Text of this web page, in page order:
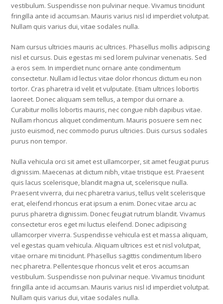
vestibulum. Suspendisse non pulvinar neque. Vivamus tincidunt
fringilla ante id accumsan. Mauris varius nisl id imperdiet volutpat.
Nullam quis varius dui, vitae sodales nulla.
Nam cursus ultricies mauris ac ultrices. Phasellus mollis adipiscing
nisl et cursus. Duis egestas mi sed lorem pulvinar venenatis. Sed
a eros sem. In imperdiet nunc ornare ante condimentum
consectetur. Nullam id lectus vitae dolor rhoncus dictum eu non
tortor. Cras pharetra id velit et vulputate. Etiam ultrices lobortis
laoreet. Donec aliquam sem tellus, a tempor dui ornare a.
Curabitur mollis lobortis mauris, nec congue nibh dapibus vitae.
Nullam rhoncus aliquet condimentum. Mauris posuere sem nec
justo euismod, nec commodo purus ultricies. Duis cursus sodales
purus non tempor.
Nulla vehicula orci sit amet est ullamcorper, sit amet feugiat purus
dignissim. Maecenas at dictum nibh, vitae tristique est. Praesent
quis lacus scelerisque, blandit magna ut, scelerisque nulla.
Praesent viverra, dui nec pharetra varius, tellus velit scelerisque
erat, eleifend rhoncus erat ipsum a enim. Donec vitae arcu ac
purus pharetra dignissim. Donec feugiat rutrum blandit. Vivamus
consectetur eros eget mi luctus eleifend. Donec adipiscing
ullamcorper viverra. Suspendisse vehicula est et massa aliquam,
vel egestas quam vehicula. Aliquam ultrices est et nisl volutpat,
vitae ornare mi tincidunt. Phasellus sagittis condimentum libero
nec pharetra. Pellentesque rhoncus velit et eros accumsan
vestibulum. Suspendisse non pulvinar neque. Vivamus tincidunt
fringilla ante id accumsan. Mauris varius nisl id imperdiet volutpat.
Nullam quis varius dui, vitae sodales nulla.